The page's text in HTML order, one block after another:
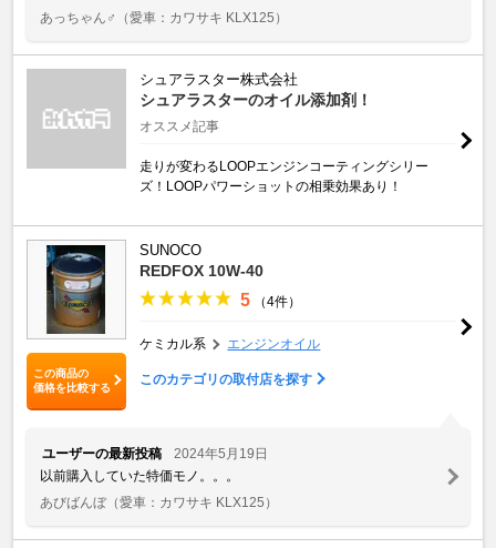
あっちゃん♂
（愛車：カワサキ KLX125）
シュアラスター株式会社
シュアラスターのオイル添加剤！
オススメ記事
走りが変わるLOOPエンジンコーティングシリー
ズ！LOOPパワーショットの相乗効果あり！
この商品の
価格を比較する
SUNOCO
REDFOX 10W-40
5 （4件）
ケミカル系 エンジンオイル
このカテゴリの取付店を探す
ユーザーの最新投稿
2024年5月19日
以前購入していた特価モノ。。。
あびばんぼ（愛車：カワサキ KLX125）